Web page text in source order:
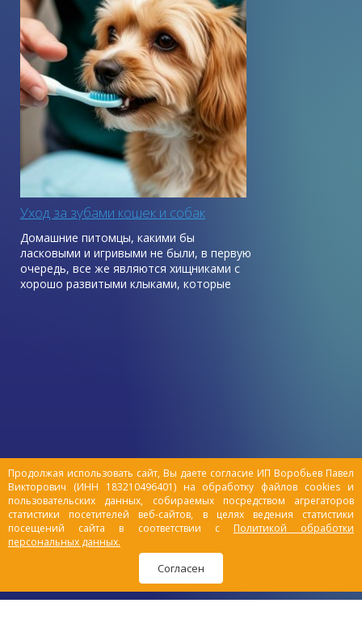
Продолжая использовать сайт, Вы даете согласие ИП Воробьев Павел
Викторович (ИНН 183210496401) на обработку файлов cookies и
пользовательских данных, собираемых посредством агрегаторов
статистики посетителей веб-сайтов, в целях ведения статистики
посещений сайта в соответствии с Политикой обработки
персональных данных.
Согласен
Уход за зубами кошек и собак
Домашние питомцы, какими бы
ласковыми и игривыми не были, в первую
очередь, все же являются хищниками с
хорошо развитыми клыками, которые
множество проблем со здоровьем всего
организма: страдают органы
пищеварения (кишечник, желудок),
слабеет иммунная система.